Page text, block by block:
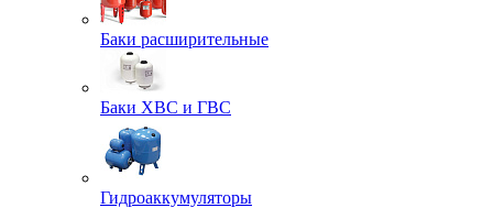
Баки расширительные
Баки ХВС и ГВС
Гидроаккумуляторы